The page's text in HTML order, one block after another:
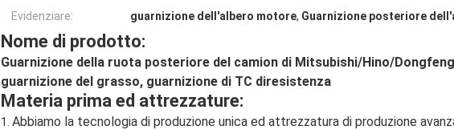
Evidenziare: guarnizione dell'albero motore, Guarnizione posteriore
Nome di prodotto:
Guarnizione della ruota posteriore del camion di Mitsubishi/Hino/
guarnizione del grasso, guarnizione di TC diresistenza
Materia prima ed attrezzature:
1. Abbiamo la tecnologia di produzione unica ed attrezzatura di produzione